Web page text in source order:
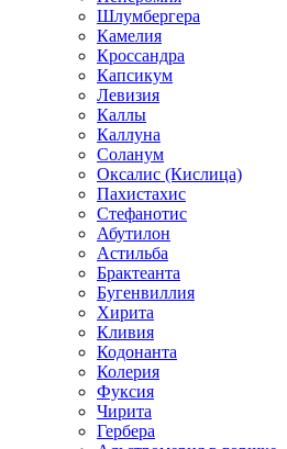
Шлумбергера
Камелия
Кроссандра
Капсикум
Левизия
Каллы
Каллуна
Соланум
Оксалис (Кислица)
Пахистахис
Стефанотис
Абутилон
Астильба
Брактеанта
Бугенвиллия
Хирита
Кливия
Кодонанта
Колерия
Фуксия
Чирита
Гербера